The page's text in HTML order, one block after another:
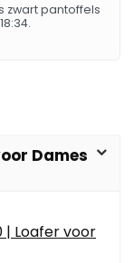
zwart pantoffels
Dames
| Loafer voor